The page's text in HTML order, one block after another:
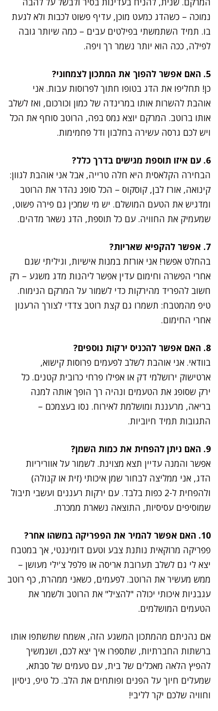
נמוכה – כשהדג כמעט מוכן, עדיף פשוט לכבות ולא לגעת
בו. תמיד השתמשתי בפילטים עבים – כמה שיותר גובה
לפילה, ככה הוא יותר נשמר רך ויפה.
5. האם אפשר להפוך את המתכון לצמחוני?
כן! תחליפו את הדג בטופו חתוך לפרוסות עבות. אני
אוהבת להשרות אותו במרינדה של כמון וכורכום, ואז לשלב
אותו ברוטב. המרקם יוצא נמס בפה, הרוטב סוחף את הכל
ויש לכם גרסה עשירה בחלבון ודל פחמימות.
6. עם איזו תוספת מגישים בדרך כלל?
הבחירה הקלאסית היא חלה טרייה, אבל אני אוהבת לגוון:
קינואה, אורז לבן, קוסקוס – הכל סופג נהדר את הרוטב
ומדגיש את הטעם המושלם. יש מי שמכין גם פירה פשוט,
שמעמיק את החוויה. עם כל תוספת, הדג נשאר מדהים.
7. אפשר להקפיא שאריות?
בהחלט אפשר! אני אורזת במנות אישיות, וגיליתי שגם
אחרי הפשרה וחימום עדין אפשר ליהנות מדג משגע – רק
חשוב להפריד מהירקות כדי לשמור על המרקם הנימוח.
טיפ מהמטבח: תשמרו גם קצת רוטב צדדי לצורך הרענון
אחרי החימום.
8. האם אפשר להכניס ירקות נוספים?
בוודאי. אני אוהבת לשלב לפעמים פרוסות קישוא,
ארטישוק ירושלמי דק או אפילו פרחי כרובית קטנים. כל
ירק שסופג את הטעמים ונהיה רך הופך אותה למנה
בריאה, מרעננת ומושלמת לאירוח. נסו בעצמכם –
התגובות תמיד חיוביות.
9. האם ניתן להפחית את כמות השמן?
אפשר והמנה עדיין תצא מצוינת. לשמור על אווריריות
הדג, אני ממליצה לבחור שמן איכותי (זית או קנולה)
ולהפחית ל-2 כפות בלבד. עם ירקות רעננים ועשבי תיבול
שמוסיפים עסיסיות, התוצאה נשארת ממכרת.
10. האם אפשר להמיר את הפפריקה במשהו אחר?
פפריקה מרוקאית נותנת צבע וטעם דומיננטי, אך במטבח
יצא לי גם לשלב תערובת אריסה או פלפל צ'ילי מעושן –
ממש מעשיר את הרוטב. לפעמים, כשאני ממהרת, כף רוטב
עגבניות איכותי יכולה "להציל" את הרוטב ולשמר את
הטעמים המושלמים.
אם נהניתם מהמתכון המשגע הזה, אשמח שתשתפו אותו
ברשתות החברתיות, שתספרו איך יצא לכם, ושנמשיך
להפיץ הלאה מאכלים של בית, עם טעמים של סבתא,
שמעלים חיוך על הפנים ופותחים את הלב. כל טיפ, ניסיון
וחוויה שלכם יקר לליבי!